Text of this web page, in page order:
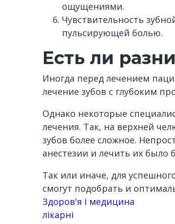
ощущениями.
Чувствительность
пульсирующей болью.
Есть ли
Иногда перед лечением
лечение зубов с глубоким
Однако некоторые
лечения. Так, на верхней
зубов более сложное.
анестезии и лечить их было
Так или иначе, для
смогут подобрать и
Здоров'я і медицина
лікарні